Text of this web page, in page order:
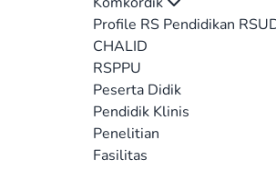
Profile RS Pendidikan
CHALID
RSPPU
Peserta Didik
Pendidik Klinis
Penelitian
Fasilitas